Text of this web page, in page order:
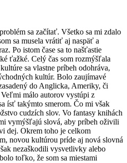
sa začítať. Všetko sa mi zdalo
sa musela vrátiť aj naspäť a
Po istom čase sa to našťastie
ťažké. Celý čas som rozmýšľala
sa vlastne príbeh odohráva,
kultúr. Bolo zaujímavé
do Anglicka, Ameriky, či
málo autorov vystúpi z
ísť takýmto smerom. Čo mi však
cudzích slov. Vo fantasy knihách
vymýšľajú slová, aby príbeh oživili
dej. Okrem toho je celkom
novou kultúrou príde aj nová slovná
nezaškodili vysvetlivky alebo
toľko, že som sa miestami